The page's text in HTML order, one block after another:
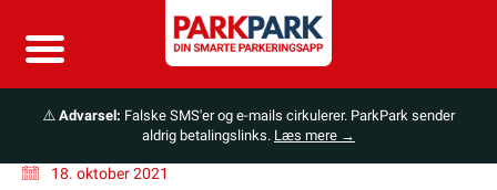
⚠️ Advarsel: Falske SMS'er og e-mails cirkulerer. ParkPark sender
aldrig betalingslinks. Læs mere →
18. oktober 2021